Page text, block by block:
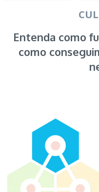
Entenda como
como